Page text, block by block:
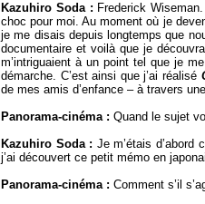
Kazuhiro Soda : Frederick
choc pour moi. Au moment où je
je me disais depuis longtemps que
documentaire et voilà que je
m’intriguaient à un point tel que je
démarche. C’est ainsi que j’ai réalisé
de mes amis d’enfance – à travers
Panorama-cinéma : Quand le sujet
Kazuhiro Soda : Je m’étais d’abord
j’ai découvert ce petit mémo en
Panorama-cinéma : Comment s’il